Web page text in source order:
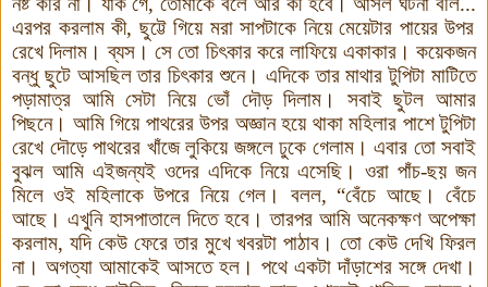
এরপর করলাম কী, ছুট্টে গিয়ে মরা সাপটাকে নিয়ে মেয়েটার পায়ের উপর
রেখে দিলাম ।ব্যস। সে তো চিৎকার করে লাফিয়ে একাকার। কয়েকজন
বন্ধু ছুটে আসছিল তার চিৎকার শুনে। এদিকে তার মাথার টুপিটা মাটিতে
পড়ামাত্র আমি সেটা নিয়ে ভোঁ দৌড় দিলাম। সবাই ছুটল আমার
পিছনে। আমি গিয়ে পাথরের উপর অজ্ঞান হয়ে থাকা মহিলার পাশে টুপিটা
রেখে দৌড়ে পাথরের খাঁজে লুকিয়ে জঙ্গলে ঢুকে গেলাম। এবার তো সবাই
বুঝল আমি এইজন্যই ওদের এদিকে নিয়ে এসেছি। ওরা পাঁচ-ছয় জন
মিলে ওই মহিলাকে উপরে নিয়ে গেল। বলল, “বেঁচে আছে। বেঁচে
আছে। এখুনি হাসপাতালে দিতে হবে। তারপর আমি অনেকক্ষণ অপেক্ষা
করলাম, যদি কেউ ফেরে তার মুখে খবরটা পাঠাব। তো কেউ দেখি ফিরল
না ।অগত্যা আমাকেই আসতে হল । পথে একটা দাঁড়াশের সঙ্গেদেখা।